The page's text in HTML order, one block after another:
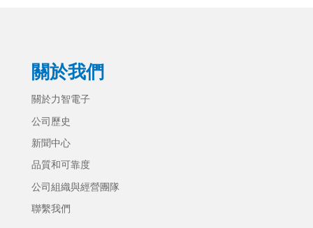
關於我們
關於力智電子
公司歷史
新聞中心
品質和可靠度
公司組織與經營團隊
聯繫我們